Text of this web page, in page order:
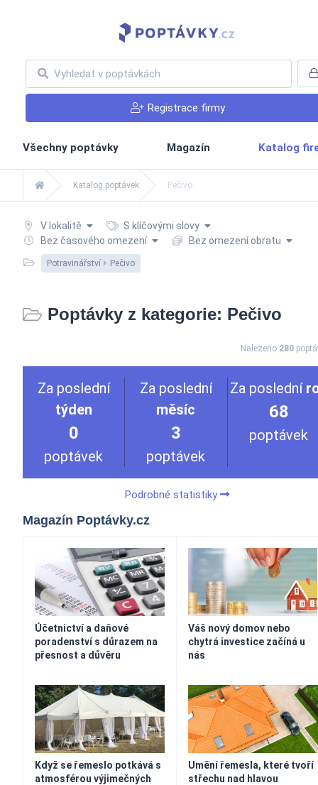
Registrace firmy
Všechny poptávky Magazín Katalog
Katalog poptávek Pečivo
V lokalitě
S klíčovými slovy
Bez časového omezení
Bez omezení obratu
Potravinářství Pečivo
Poptávky z kategorie: Pečivo
Nalezeno 280
Za poslední
týden
0
poptávek
Za poslední
měsíc
3
poptávek
Za poslední
68
poptávek
Podrobné statistiky
Magazín Poptávky.cz
Účetnictví a daňové
poradenství s důrazem na
přesnost a důvěru
Váš nový domov nebo
chytrá investice začíná u
nás
Když se řemeslo potkává s
atmosférou výjimečných
Umění řemesla, které tvoří
střechu nad hlavou